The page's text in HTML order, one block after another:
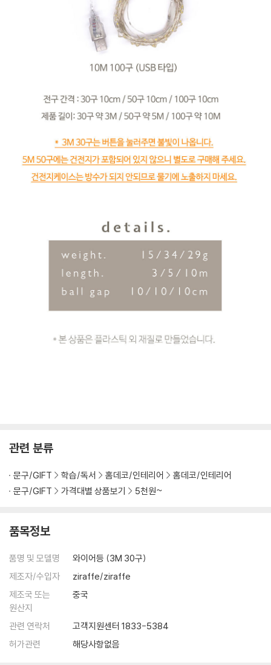
관련 분류
문구/GIFT 학습/독서 홈데코/인테리어
홈데코/인테리어
문구/GIFT
가격대별 상품보기 5천원~
품목정보
품명 및 모델명
와이어등 (3M 30구)
제조자/수입자
ziraffe/ziraffe
제조국 또는
원산지
중국
관련 연락처
고객지원센터 1833-5384
허가관련
해당사항없음